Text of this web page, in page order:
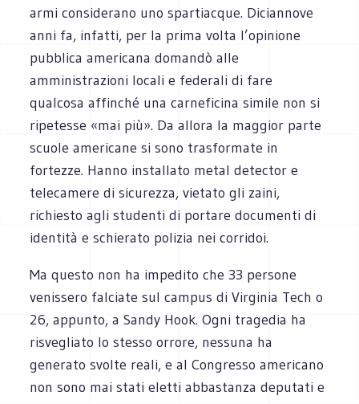
armi considerano uno spartiacque. Diciannove
anni fa, infatti, per la prima volta l’opinione
pubblica americana domandò alle
amministrazioni locali e federali di fare
qualcosa affinché una carneficina simile non si
ripetesse «mai più». Da allora la maggior parte
scuole americane si sono trasformate in
fortezze. Hanno installato metal detector e
telecamere di sicurezza, vietato gli zaini,
richiesto agli studenti di portare documenti di
identità e schierato polizia nei corridoi.
Ma questo non ha impedito che 33 persone
venissero falciate sul campus di Virginia Tech o
26, appunto, a Sandy Hook. Ogni tragedia ha
risvegliato lo stesso orrore, nessuna ha
generato svolte reali, e al Congresso americano
non sono mai stati eletti abbastanza deputati e